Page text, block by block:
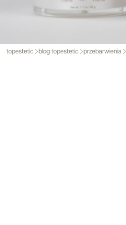
topestetic blog topestetic przebarwienia